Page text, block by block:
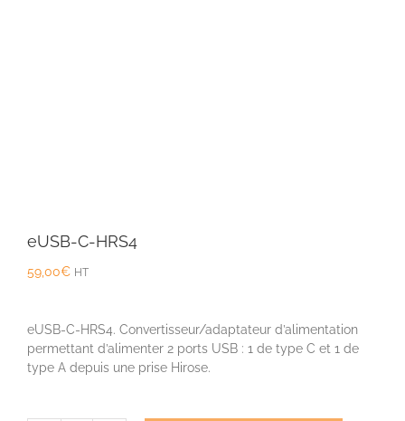
eUSB-C-HRS4
59,00€ HT
eUSB-C-HRS4. Convertisseur/adaptateur d’alimentation
permettant d’alimenter 2 ports USB : 1 de type C et 1 de
type A depuis une prise Hirose.